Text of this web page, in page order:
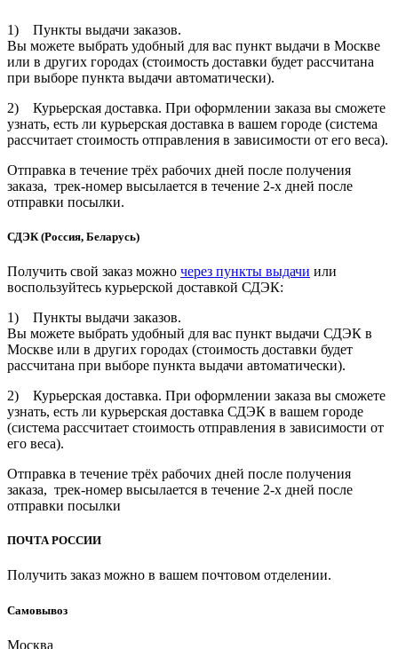
1) Пункты выдачи заказов.
Вы можете выбрать удобный для вас пункт выдачи в Москве
или в других городах (стоимость доставки будет рассчитана
при выборе пункта выдачи автоматически).
2) Курьерская доставка. При оформлении заказа вы сможете
узнать, есть ли курьерская доставка в вашем городе (система
рассчитает стоимость отправления в зависимости от его веса).
Отправка в течение трёх рабочих дней после получения
заказа, трек-номер высылается в течение 2-х дней после
отправки посылки.
СДЭК (Россия, Беларусь)
Получить свой заказ можно через пункты выдачи или
воспользуйтесь курьерской доставкой СДЭК:
1) Пункты выдачи заказов.
Вы можете выбрать удобный для вас пункт выдачи СДЭК в
Москве или в других городах (стоимость доставки будет
рассчитана при выборе пункта выдачи автоматически).
2) Курьерская доставка. При оформлении заказа вы сможете
узнать, есть ли курьерская доставка СДЭК в вашем городе
(система рассчитает стоимость отправления в зависимости от
его веса).
Отправка в течение трёх рабочих дней после получения
заказа, трек-номер высылается в течение 2-х дней после
отправки посылки
ПОЧТА РОССИИ
Получить заказ можно в вашем почтовом отделении.
Cамовывоз
Москва